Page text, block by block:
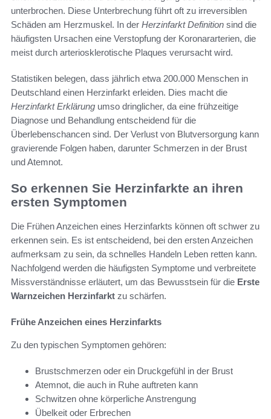
unterbrochen. Diese Unterbrechung führt oft zu irreversiblen
Schäden am Herzmuskel. In der Herzinfarkt Definition sind die
häufigsten Ursachen eine Verstopfung der Koronararterien, die
meist durch arteriosklerotische Plaques verursacht wird.
Statistiken belegen, dass jährlich etwa 200.000 Menschen in
Deutschland einen Herzinfarkt erleiden. Dies macht die
Herzinfarkt Erklärung umso dringlicher, da eine frühzeitige
Diagnose und Behandlung entscheidend für die
Überlebenschancen sind. Der Verlust von Blutversorgung kann
gravierende Folgen haben, darunter Schmerzen in der Brust
und Atemnot.
So erkennen Sie Herzinfarkte an ihren
ersten Symptomen
Die Frühen Anzeichen eines Herzinfarkts können oft schwer zu
erkennen sein. Es ist entscheidend, bei den ersten Anzeichen
aufmerksam zu sein, da schnelles Handeln Leben retten kann.
Nachfolgend werden die häufigsten Symptome und verbreitete
Missverständnisse erläutert, um das Bewusstsein für die Erste
Warnzeichen Herzinfarkt zu schärfen.
Frühe Anzeichen eines Herzinfarkts
Zu den typischen Symptomen gehören:
Brustschmerzen oder ein Druckgefühl in der Brust
Atemnot, die auch in Ruhe auftreten kann
Schwitzen ohne körperliche Anstrengung
Übelkeit oder Erbrechen